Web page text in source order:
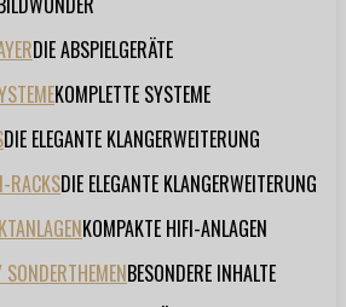
DIE ABSPIELGERÄTE
KOMPLETTE SYSTEME
DIE ELEGANTE KLANGERWEITERUNG
RACKSDIE ELEGANTE KLANGERWEITERUNG
KOMPAKTE HIFI-ANLAGEN
BESONDERE INHALTE